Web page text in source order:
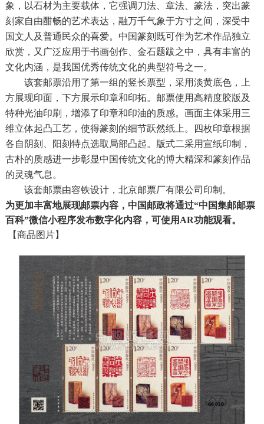
象，以石材为主要载体，它强调刀法、章法、篆法，突出篆
刻家自由酣畅的艺术表达，融万千气象于方寸之间，深受中
国文人及普通民众的喜爱。中国篆刻既可作为艺术作品独立
欣赏，又广泛应用于书画创作、金石题跋之中，具有丰富的
文化内涵，是我国优秀传统文化的典型符号之一。
该套邮票沿用了第一组的竖长票型，采用淡黄底色，上
方展现印面，下方展示印章和印拓。邮票使用高精度胶版及
特种光油印刷，增添了印章和印油的质感。画面主体采用三
维立体起凸工艺，使得篆刻的细节跃然纸上。四枚印章根据
各自阴刻、阳刻特点选取局部凸起。版式二采用宣纸印制，
古朴的质感进一步彰显中国传统文化的博大精深和篆刻作品
的灵魂气息。
该套邮票由容铁设计，北京邮票厂有限公司印制。
为更加丰富地展现邮票内容，中国邮政将通过“中国集邮邮票
百科”微信小程序发布数字化内容，可使用AR功能观看。
【商品图片】